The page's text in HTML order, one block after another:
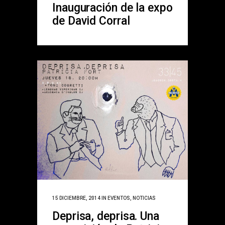
Inauguración de la expo
de David Corral
15 DICIEMBRE, 2014 IN EVENTOS, NOTICIAS
Deprisa, deprisa. Una